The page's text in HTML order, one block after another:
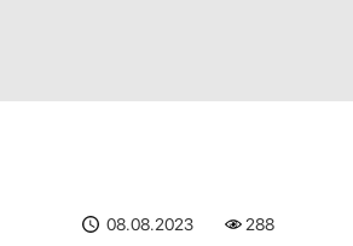
08.08.2023 289